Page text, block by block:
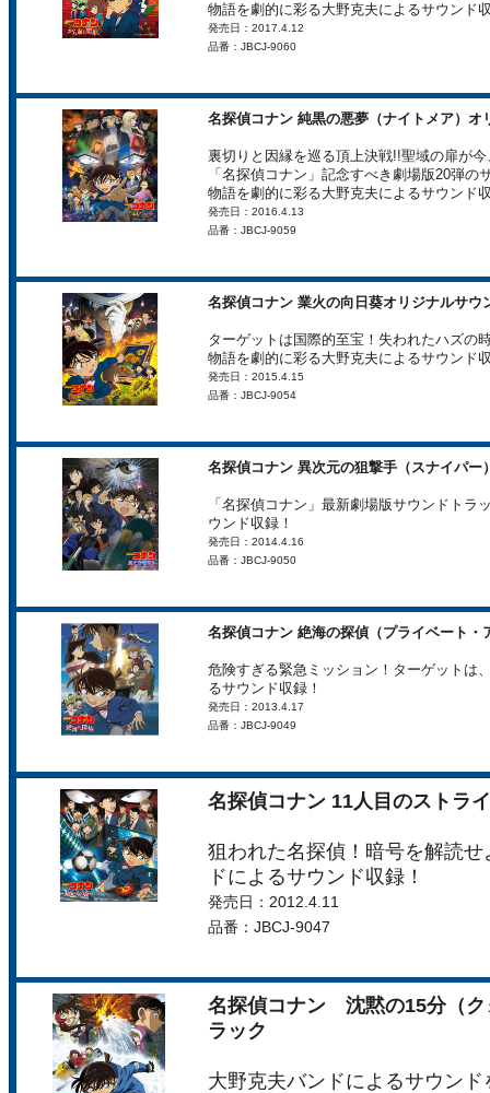
物語を劇的に彩る大野克夫によるサウンド
発売日：2017.4.12
品番：JBCJ-9060
名探偵コナン 純黒の悪夢（ナイトメア）オ
裏切りと因縁を巡る頂上決戦!!聖域の扉が
「名探偵コナン」記念すべき劇場版20弾の
物語を劇的に彩る大野克夫によるサウンド
発売日：2016.4.13
品番：JBCJ-9059
名探偵コナン 業火の向日葵オリジナルサウ
ターゲットは国際的至宝！失われたハズの
物語を劇的に彩る大野克夫によるサウンド
発売日：2015.4.15
品番：JBCJ-9054
名探偵コナン 異次元の狙撃手（スナイパー
「名探偵コナン」最新劇場版サウンドト
ウンド収録！
発売日：2014.4.16
品番：JBCJ-9050
名探偵コナン 絶海の探偵（プライベート
危険すぎる緊急ミッション！ターゲットは
るサウンド収録！
発売日：2013.4.17
品番：JBCJ-9049
名探偵コナン 11人目のストラ
狙われた名探偵！暗号を解読
ドによるサウンド収録！
発売日：2012.4.11
品番：JBCJ-9047
名探偵コナン 沈黙の15分（ク
ラック
大野克夫バンドによるサウン